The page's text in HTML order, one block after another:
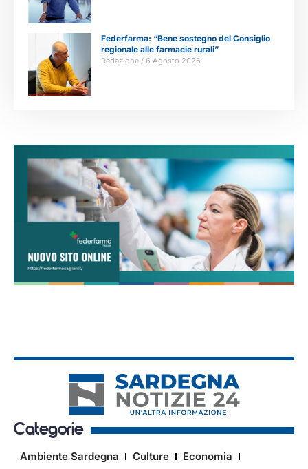
Federfarma: “Bene sostegno del Consiglio
regionale alle farmacie rurali”
Redazione 6 Agosto 2026
Categorie
Ambiente Sardegna Culture Economia